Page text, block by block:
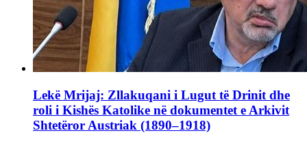
Lekë Mrijaj: Zllakuqani i Lugut të Drinit dhe
roli i Kishës Katolike në dokumentet e Arkivit
Shtetëror Austriak (1890–1918)